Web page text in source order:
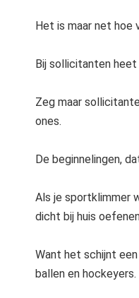
Het is maar net hoe
Bij sollicitanten
Zeg maar
ones.
De beginnelingen,
Als je sportklimmer
dicht bij huis
Want het schijnt
ballen en hockeyers.